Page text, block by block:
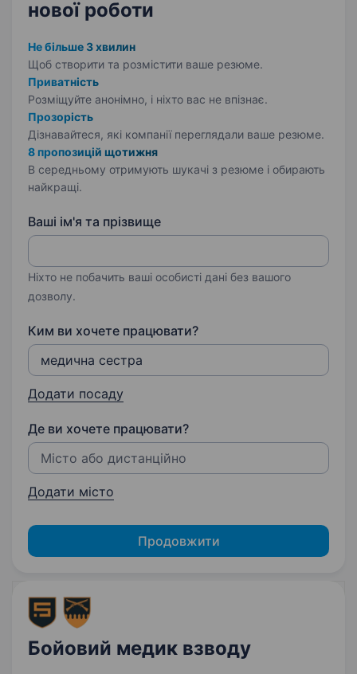
нової роботи
Не більше 3 хвилин
Щоб створити та розмістити ваше резюме.
Приватність
Розміщуйте анонімно, і ніхто вас не впізнає.
Прозорість
Дізнавайтеся, які компанії переглядали ваше резюме.
8 пропозицій щотижня
В середньому отримують шукачі з резюме і обирають
найкращі.
Ваші ім'я та прізвище
Ніхто не побачить ваші особисті дані без вашого
дозволу.
Ким ви хочете працювати?
Додати посаду
Де ви хочете працювати?
Додати місто
Продовжити
Бойовий медик взводу